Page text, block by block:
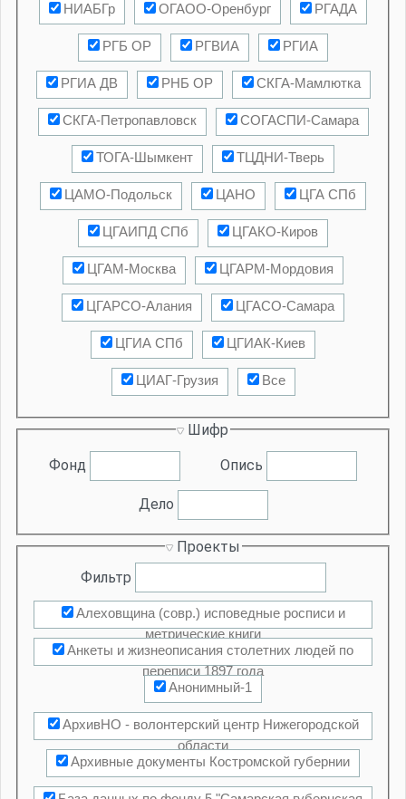
НИАБГр ОГАОО-Оренбург РГАДА
РГБ ОР РГВИА РГИА
РГИА ДВ РНБ ОР СКГА-Мамлютка
СКГА-Петропавловск СОГАСПИ-Самара
ТОГА-Шымкент ТЦДНИ-Тверь
ЦАМО-Подольск ЦАНО ЦГА СПб
ЦГАИПД СПб ЦГАКО-Киров
ЦГАМ-Москва ЦГАРМ-Мордовия
ЦГАРСО-Алания ЦГАСО-Самара
ЦГИА СПб ЦГИАК-Киев
ЦИАГ-Грузия Все
Шифр
Фонд Опись
Дело
Проекты
Фильтр
Алеховщина (совр.) исповедные росписи и
метрические книги
Анкеты и жизнеописания столетних людей по
переписи 1897 года
Анонимный-1
АрхивНО - волонтерский центр Нижегородской
области
Архивные документы Костромской губернии